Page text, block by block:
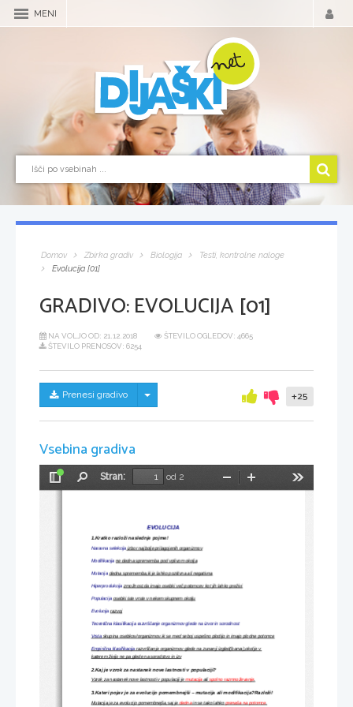
MENI
Domov Zbirka gradiv Biologija
Testi, kontrolne naloge
Evolucija [01]
GRADIVO:EVOLUCIJA [01]
NA VOLJO OD: 21.12.2018
ŠTEVILO OGLEDOV: 4665
ŠTEVILO PRENOSOV: 6254
Prenesi gradivo Skrij/prikaži meni +25
Vsebina gradiva
Preklopi
Stran:
od 2
Pomanjšaj
EVOLUCIJA
1.Kratko razloži naslednje pojme!
Naravna selekcija izbor najbolje prilagojenih organizmov
Modifikacija ne dedna sprememba pod vplivom okolja
Mutacija dedna sprememba,ki je lahko pozitivna ali negativna
Hiperprodukcija zmožnost,da imajo osebki več potomcev kot jih lahko preživi
Populacija osebki iste vrste v nekem skupnem okolju
Evolucija razvoj
Teoretična klasifikacija razvrščanje organizmov glede na izvor in sorodnost
Vrsta skupina osebkov/organizmov,ki se med seboj uspešno plodijo in imajo plodne potomce
Empirična klasifikacija razvrščanje organizmov glede na zunanji izgled(barva),okolje v
katerem živijo ne pa glede na sorodstvo in izv
2.Kaj je vzrok za nastanek nove lastnosti v populaciji?
Vzrok za nastanek nove lastnosti v populaciji je mutacija ali spolno razmnoževanje
3.Kateri pojav je za evolucijo pomembnejši – mutacija ali modifikacija?Razloži!
Mutacija je za evolucijo pomembnejša,saj je dedna in se tako lahko prenaša na potomce